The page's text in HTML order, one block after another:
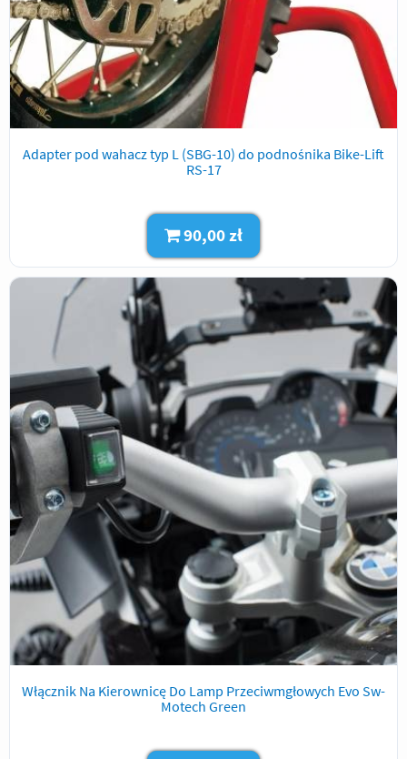
Adapter pod wahacz typ L (SBG-10) do podnośnika Bike-Lift
RS-17
90,00 zł
Włącznik Na Kierownicę Do Lamp Przeciwmgłowych Evo Sw-
Motech Green